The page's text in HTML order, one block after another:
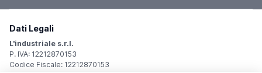
Dati Legali
L'industriale s.r.l.
P. IVA: 12212870153
Codice Fiscale: 12212870153